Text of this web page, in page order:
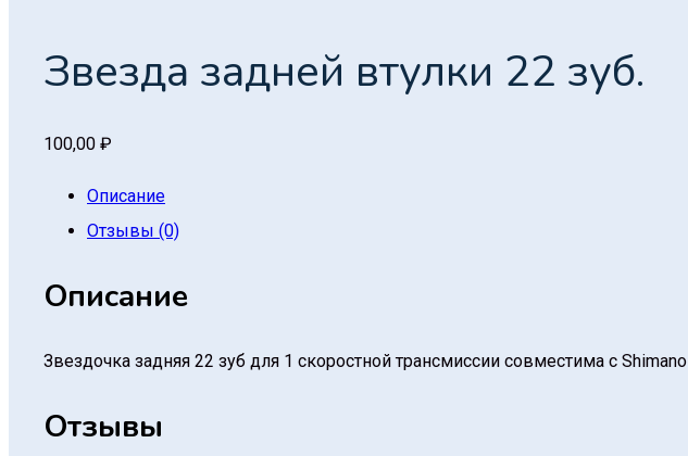
Звезда задней втулки 22 зуб.
100,00 ₽
Описание
Отзывы (0)
Описание
Звездочка задняя 22 зуб для 1 скоростной трансмиссии совместима с Shimano
Отзывы